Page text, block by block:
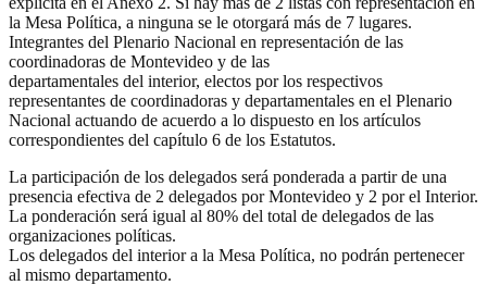
la Mesa Política, a ninguna se le otorgará más de 7 lugares.
Integrantes del Plenario Nacional en representación de las
coordinadoras de Montevideo y de las
departamentales del interior, electos por los respectivos
representantes de coordinadoras y departamentales en el Plenario
Nacional actuando de acuerdo a lo dispuesto en los artículos
correspondientes del capítulo 6 de los Estatutos.
La participación de los delegados será ponderada a partir de una
presencia efectiva de 2 delegados por Montevideo y 2 por el Interior.
La ponderación será igual al 80% del total de delegados de las
organizaciones políticas.
Los delegados del interior a la Mesa Política, no podrán pertenecer
al mismo departamento.